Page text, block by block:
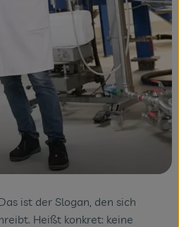
ist der Slogan, den sich
Heißt konkret: keine